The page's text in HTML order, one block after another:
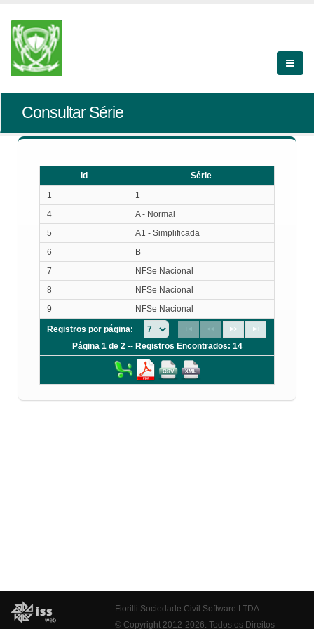
Consultar Série
Id
Série
1
1
4
A - Normal
5
A1 - Simplificada
6
B
7
NFSe Nacional
8
NFSe Nacional
9
NFSe Nacional
Registros por página:
Página 1 de 2 -- Registros Encontrados: 14
Fiorilli Sociedade Civil Software LTDA
© Copyright 2012-2026. Todos os Direitos